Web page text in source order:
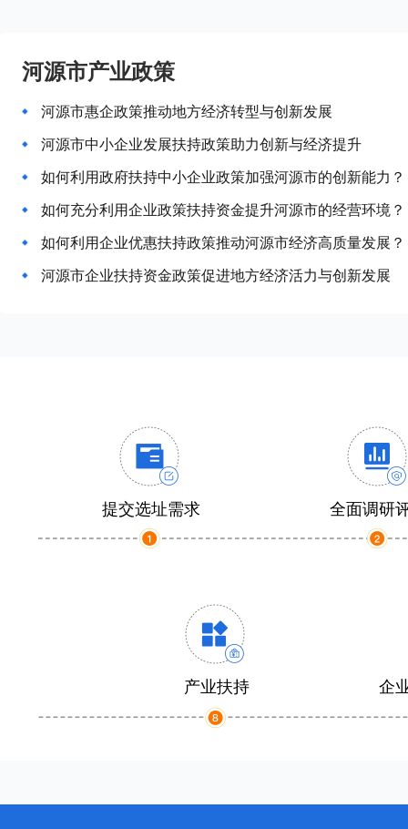
河源市产业政策
河源市惠企政策推动地方经济转型与创新发展
河源市中小企业发展扶持政策助力创新与经济提升
如何利用政府扶持中小企业政策加强河源市的创新能力？
如何充分利用企业政策扶持资金提升河源市的经营环境？
如何利用企业优惠扶持政策推动河源市经济高质量发展？
河源市企业扶持资金政策促进地方经济活力与创新发展
提交选址需求 全面调研
产业扶持 企